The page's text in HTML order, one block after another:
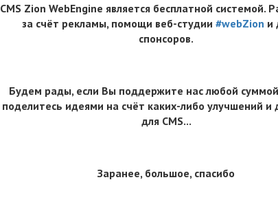
CMS Zion WebEngine является бесплатной системой.
за счёт рекламы, помощи веб-студии #webZion и
спонсоров.
Будем рады, если Вы поддержите нас любой
поделитесь идеями на счёт каких-либо улучшений и
для CMS...
Заранее, большое, спасибо